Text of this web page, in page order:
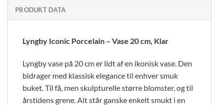
PRODUKT DATA
Lyngby Iconic Porcelain – Vase 20 cm, Klar
Lyngby vase på 20 cm er lidt af en ikonisk vase. Den
bidrager med klassisk elegance til enhver smuk
buket. Til få, men skulpturelle større blomster, og til
årstidens grene. Alt står ganske enkelt smukt i en